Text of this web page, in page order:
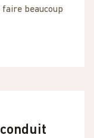
beaucoup